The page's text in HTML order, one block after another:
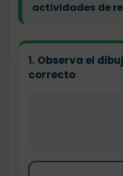
actividades de
1. Observa el
correcto